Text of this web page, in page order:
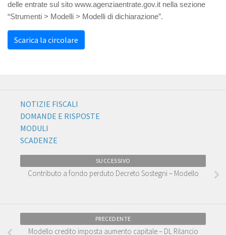
delle entrate sul sito www.agenziaentrate.gov.it nella sezione
“Strumenti > Modelli > Modelli di dichiarazione”.
Scarica la circolare
NOTIZIE FISCALI
DOMANDE E RISPOSTE
MODULI
SCADENZE
SUCCESSIVO
Contributo a fondo perduto Decreto Sostegni – Modello
PRECEDENTE
Modello credito imposta aumento capitale – DL Rilancio